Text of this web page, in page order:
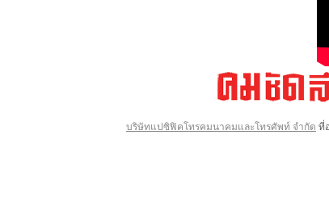
บริษัทแปซิฟิคโทรคมนาคมและโทรศัพท์ จำกัด ที่